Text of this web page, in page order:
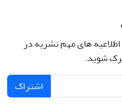
اطلاعیه های مهم نشریه در
شوید.
اشتراک